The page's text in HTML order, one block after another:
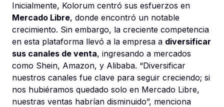
Inicialmente, Kolorum centró sus esfuerzos en
Mercado Libre, donde encontró un notable
crecimiento. Sin embargo, la creciente competencia
en esta plataforma llevó a la empresa a diversificar
sus canales de venta, ingresando a mercados
como Shein, Amazon, y Alibaba. “Diversificar
nuestros canales fue clave para seguir creciendo; si
nos hubiéramos quedado solo en Mercado Libre,
nuestras ventas habrían disminuido”, menciona